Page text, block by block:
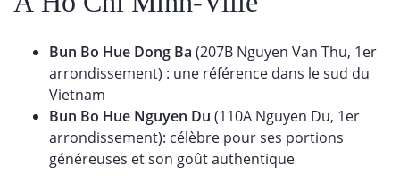
Bun Bo Hue Dong Ba (207B Nguyen Van Thu, 1er
arrondissement) : une référence dans le sud du
Vietnam
Bun Bo Hue Nguyen Du (110A Nguyen Du, 1er
arrondissement): célèbre pour ses portions
généreuses et son goût authentique